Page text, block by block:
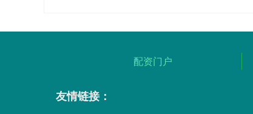
配资门户
友情链接：